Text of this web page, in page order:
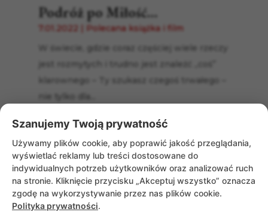
Podróż po Miłość…
7.01.2022
Polecana książka i film
W świecie, gdzie coraz częściej wiele rzeczy
jest rozmytych i trudno jest znaleźć „coś”
klarownego – Ty szukasz czegoś trwałego –
nie tylko dla...
Szanujemy Twoją prywatność
Używamy plików cookie, aby poprawić jakość przeglądania,
wyświetlać reklamy lub treści dostosowane do
indywidualnych potrzeb użytkowników oraz analizować ruch
na stronie. Kliknięcie przycisku „Akceptuj wszystko” oznacza
zgodę na wykorzystywanie przez nas plików cookie.
Polityka prywatności.